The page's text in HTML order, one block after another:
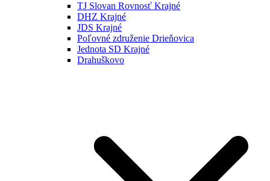
TJ Slovan Rovnosť Krajné
DHZ Krajné
JDS Krajné
Poľovné združenie Drieňovica
Jednota SD Krajné
Drahuškovo